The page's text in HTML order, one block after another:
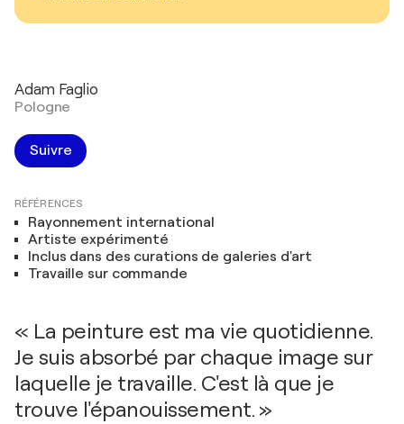
Adam Faglio
Pologne
Suivre
RÉFÉRENCES
Rayonnement international
Artiste expérimenté
Inclus dans des curations de galeries d'art
Travaille sur commande
« La peinture est ma vie quotidienne.
Je suis absorbé par chaque image sur
laquelle je travaille. C'est là que je
trouve l'épanouissement. »